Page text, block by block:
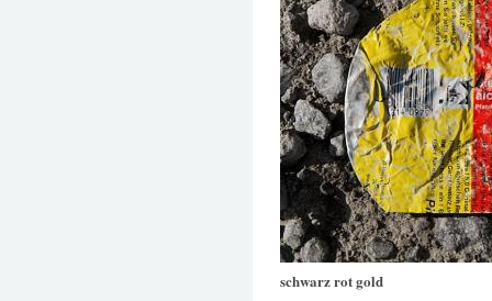
schwarz rot gold